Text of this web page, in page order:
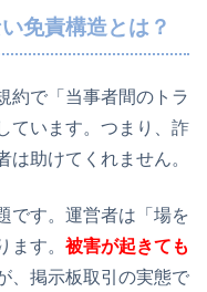
免責構造とは？
約で「当事者間のトラ
ています。つまり、詐
助けてくれません。
です。運営者は「場を
ます。 被害が起きても
、掲示板取引の実態で